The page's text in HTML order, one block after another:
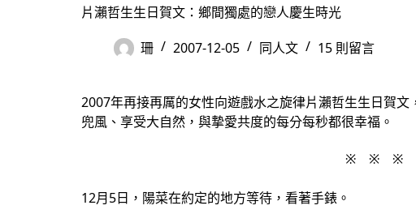
片瀨哲生生日賀文：鄉間獨處的戀人慶生時光
珊
2007-12-05 同人文 15 則留言
2007年再接再厲的女性向遊戲水之旋律片瀨哲生生日賀文
兜風、享受大自然，與摯愛共度的每分每秒都很幸福。
※ ※ ※
12月5日，陽菜在約定的地方等待，看著手錶。